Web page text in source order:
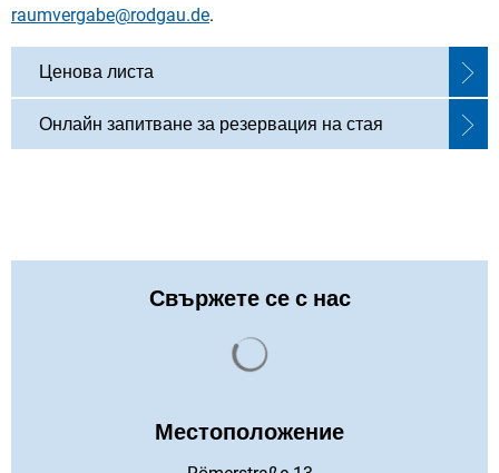
raumvergabe@rodgau.de.
Ценова листа
Онлайн запитване за резервация на стая
Свържете се с нас
Местоположение